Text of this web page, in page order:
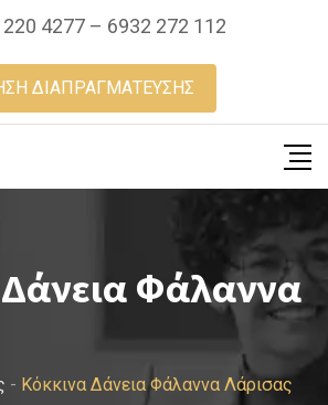
220 4277 – 6932 272 112
ΔΙΑΠΡΑΓΜΑΤΕΥΣΗΣ
Φάλαννα
- Κόκκινα Δάνεια Φάλαννα Λάρισας